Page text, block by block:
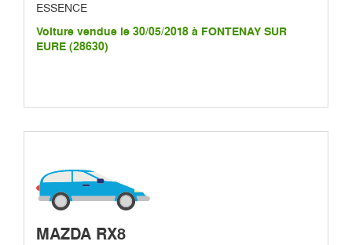
ESSENCE
Voiture vendue le 30/05/2018 à FONTENAY SUR
EURE (28630)
MAZDA RX8